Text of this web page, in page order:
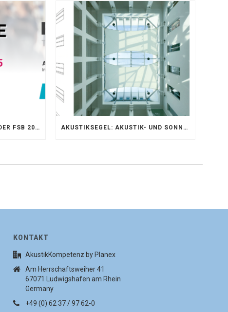
AKUSTIKKOMPETENZ AUF DER FSB 2025 – AKUSTIKELEMENTE FÜR DIE LEBENSRÄUME VON MORGEN AKUSTIKSEGEL: AKUSTIK- UND SONNENSCHUTZOPTIMIERUNG IM ATRIUM DER UNIVERSITÄT BONN
KONTAKT
AkustikKompetenz by Planex
Am Herrschaftsweiher 41
67071 Ludwigshafen am Rhein
Germany
+49 (0) 62 37 / 97 62-0